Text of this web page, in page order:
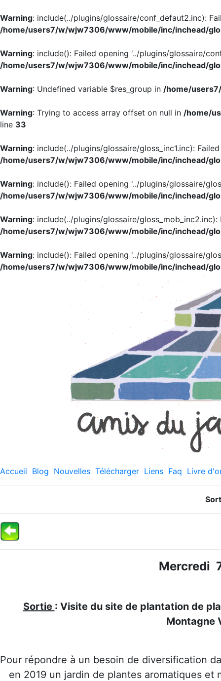
Warning: include(../plugins/glossaire/conf_defaut2.inc):
/home/users7/w/wjw7306/www/mobile/inc/inchead/
Warning: include(): Failed opening '../plugins/glossaire/
/home/users7/w/wjw7306/www/mobile/inc/inchead/
Warning: Undefined variable $res_group in /home/
Warning: Trying to access array offset on null in /home/
line 33
Warning: include(../plugins/glossaire/gloss_inc1.inc):
/home/users7/w/wjw7306/www/mobile/inc/inchead/
Warning: include(): Failed opening '../plugins/glossaire/
/home/users7/w/wjw7306/www/mobile/inc/inchead/
Warning: include(../plugins/glossaire/
/home/users7/w/wjw7306/www/mobile/inc/inchead/
Warning: include(): Failed opening '../plugins/glossaire/
/home/users7/w/wjw7306/www/mobile/inc/inchead/
Accueil Blog Nouvelles Télécharger Liens Faq Livre
Mercredi
Sortie : Visite du site de plantation de
Montagne
Pour répondre à un besoin de diversification
en 2019 un jardin de plantes aromatiques